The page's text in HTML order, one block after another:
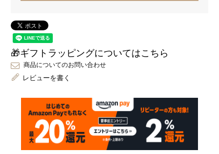
🎁ギフトラッピングについてはこちら
商品についてのお問い合わせ
レビューを書く